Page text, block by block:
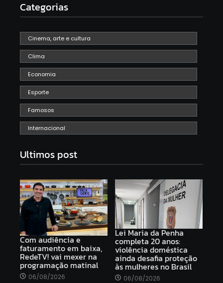
Categorias
Cinema, arte e cultura
Clima
Economia
Esporte
Famosos
Internacional
Ultimos post
Com audiência e
faturamento em baixa,
RedeTV! vai mexer na
programação matinal
06/08/2026
Lei Maria da Penha
completa 20 anos:
violência doméstica
ainda desafia proteção
às mulheres no Brasil
06/08/2026